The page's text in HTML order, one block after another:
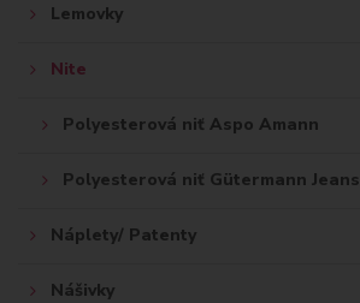
Lemovky
Nite
Polyesterová niť Aspo Amann
Polyesterová niť Gütermann Jeans
Náplety/ Patenty
Nášivky